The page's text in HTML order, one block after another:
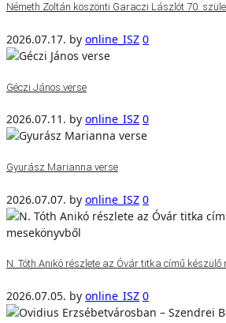
Németh Zoltán köszönti Garaczi Lászlót 70.
2026.07.17. by online_ISZ 0
Géczi János verse
2026.07.11. by online_ISZ 0
Gyurász Marianna verse
2026.07.07. by online_ISZ 0
N. Tóth Anikó részlete az Óvár titka című készülő
2026.07.05. by online_ISZ 0